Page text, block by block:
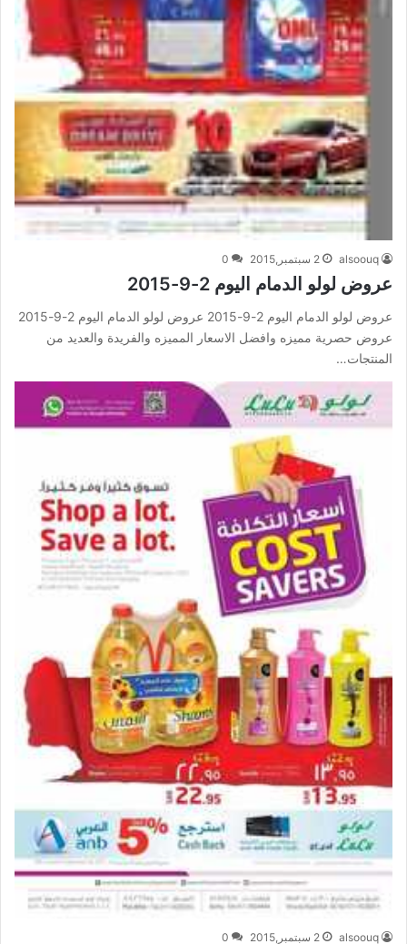
alsoouq 2 سبتمبر,2015 0
عروض لولو الدمام اليوم 2-9-2015
عروض لولو الدمام اليوم 2-9-2015 عروض لولو الدمام اليوم 2-9-2015
عروض حصرية مميزه وافضل الاسعار المميزه والفريدة والعديد من
المنتجات…
alsoouq 2 سبتمبر,2015 0